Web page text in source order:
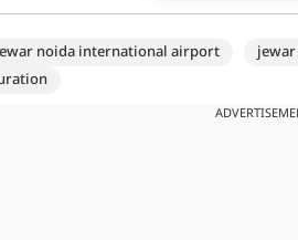
noida international airport